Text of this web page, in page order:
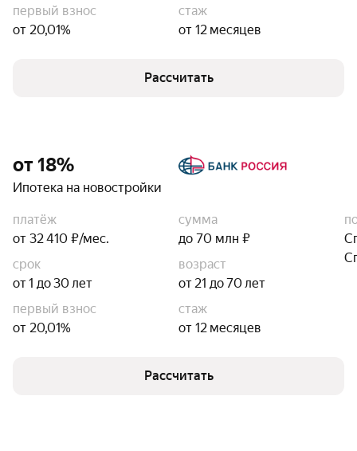
первый взнос
от 20,01%
стаж
от 12 месяцев
Рассчитать
от 18%
Ипотека на новостройки
платёж
от 32 410 ₽/мес.
сумма
до 70 млн ₽
срок
от 1 до 30 лет
возраст
от 21 до 70 лет
первый взнос
от 20,01%
стаж
от 12 месяцев
Рассчитать